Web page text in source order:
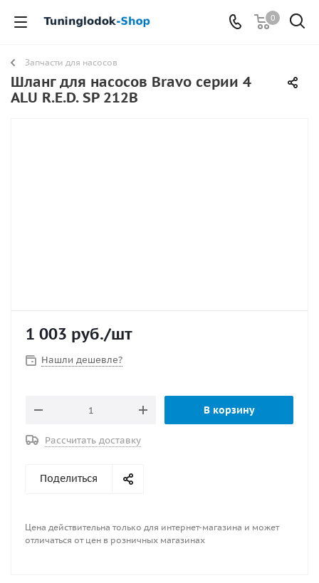
0
Запчасти для насосов
Шланг для насосов Bravo серии 4
ALU R.E.D. SP 212B
1 003 руб./шт
Нашли дешевле?
В корзину
Рассчитать доставку
Поделиться
Цена действительна только для интернет-магазина и может
отличаться от цен в розничных магазинах